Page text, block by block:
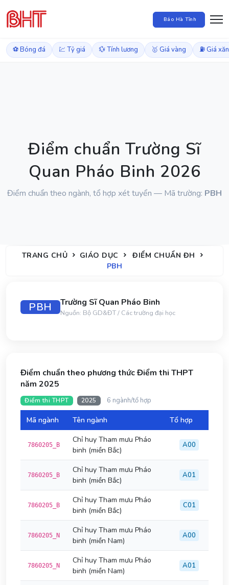
Báo Hà Tĩnh
⚽ Bóng đá 💹 Tỷ giá 💱 Tính lương 🥇 Giá vàng ⛽ Giá
Điểm chuẩn Trường Sĩ
Quan Pháo Binh 2026
Điểm chuẩn theo ngành, tổ hợp xét tuyển — Mã trường: PBH
TRANG CHỦ GIÁO DỤC
ĐIỂM CHUẨN ĐH
PBH
PBH Trường Sĩ Quan Pháo Binh
Nguồn: Bộ GD&ĐT / Các trường đại học
Điểm chuẩn theo phương thức Điểm thi THPT
năm 2025
Điểm thi THPT 2025 6 ngành/tổ hợp
Mã ngành Tên ngành Tổ hợp
7860205_B
Chỉ huy Tham mưu Pháo
binh (miền Bắc)
A00
7860205_B
Chỉ huy Tham mưu Pháo
binh (miền Bắc)
A01
7860205_B
Chỉ huy Tham mưu Pháo
binh (miền Bắc)
C01
7860205_N
Chỉ huy Tham mưu Pháo
binh (miền Nam)
A00
7860205_N
Chỉ huy Tham mưu Pháo
binh (miền Nam)
A01